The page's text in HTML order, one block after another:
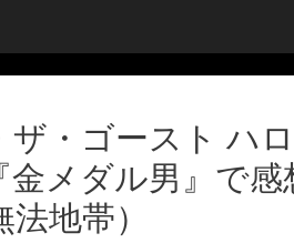
ザ・ゴースト ハ
金メダル男』で感
地帯）